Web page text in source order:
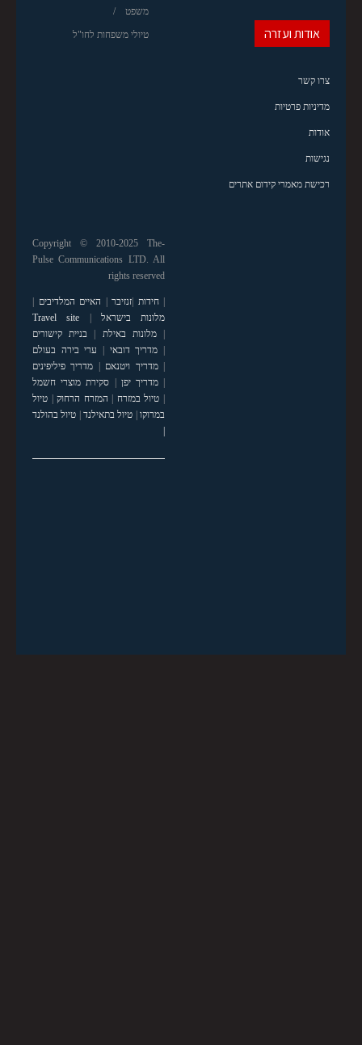
משפט
טיולי משפחות לחו"ל אודות ועזרה
צרו קשר
מדיניות פרטיות
אודות
נגישות
רכישת מאמרי קידום אתרים
Copyright © 2010-2025 The-
Pulse Communications LTD. All
rights reserved
|חידות |זנזיבר | האיים המלדיבים |
מלונות בישראל |
Travel site
|מלונות באילת | בניית קישורים
| מדריך דובאי | ערי בירה בעולם
|מדריך ויטנאם | מדריך פיליפינים
|מדריך יפן | סקירת מוצרי חשמל
| טיול במזרח | המזרח הרחוק| טיול
במרוקו| טיול בתאילנד| טיול בהולנד
|